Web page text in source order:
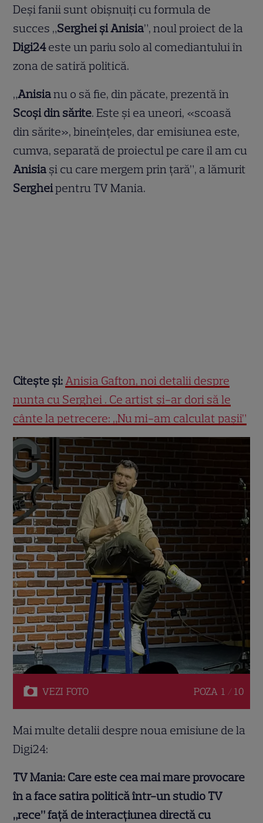
Deși fanii sunt obișnuiți cu formula de
succes „Serghei și Anisia”, noul proiect de la
Digi24este un pariu solo al comediantului în
zona de satiră politică.
„Anisianu o să fie, din păcate, prezentă în
Scoși din sărite. Este și ea uneori, «scoasă
din sărite», bineînțeles, dar emisiunea este,
cumva, separată de proiectul pe care îl am cu
Anisia și cu care mergem prin țară”, a lămurit
Sergheipentru TV Mania.
Citește și:Anisia Gafton, noi detalii despre
nunta cu Serghei . Ce artist și-ar dori să le
cânte la petrecere: „Nu mi-am calculat pașii”
VEZI FOTO POZA 1 / 10
Mai multe detalii despre noua emisiune de la
Digi24:
TV Mania: Care este cea mai mare provocare
în a face satira politică într-un studio TV
„rece” față de interacțiunea directă cu